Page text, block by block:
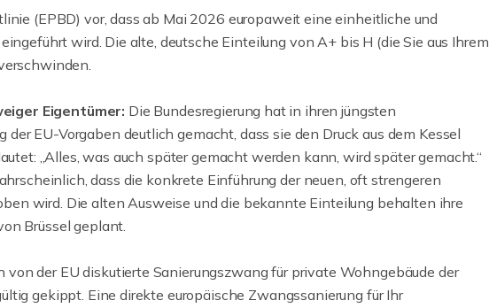
(EPBD) vor, dass ab Mai 2026 europaweit eine einheitliche und
wird. Die alte, deutsche Einteilung von A+ bis H (die Sie aus Ihrem
Eigentümer: Die Bundesregierung hat in ihren jüngsten
EU-Vorgaben deutlich gemacht, dass sie den Druck aus dem Kessel
„Alles, was auch später gemacht werden kann, wird später gemacht.“
dass die konkrete Einführung der neuen, oft strengeren
wird. Die alten Ausweise und die bekannte Einteilung behalten ihre
Brüssel geplant.
von der EU diskutierte Sanierungszwang für private Wohngebäude der
gekippt. Eine direkte europäische Zwangssanierung für Ihr